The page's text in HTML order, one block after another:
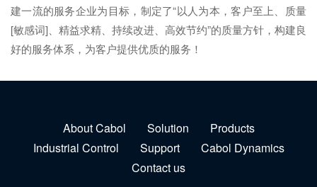
建一流的服务企业为目标，制定了“以人为本，客户至上、质量
[敏感词]、精益求精、持续改进、高效节约”的质量方针，构建良
好的服务体系，为客户提供优质的服务！
About Cabol Solution
Products
Industrial Control
Support
Cabol Dynamics
Contact us